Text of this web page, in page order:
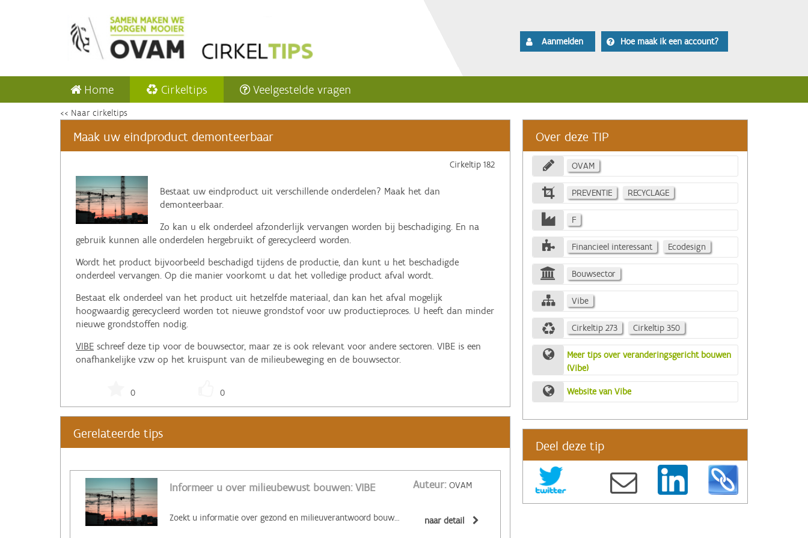
Aanmelden Hoe maak ik een account?
Home Cirkeltips Veelgestelde vragen
<< Naar cirkeltips
Maak uw eindproduct demonteerbaar
Cirkeltip 182
‌Bestaat uw eindproduct uit verschillende onderdelen? Maak het dan
demonteerbaar.
Zo kan u elk onderdeel afzonderlijk vervangen worden bij beschadiging. En na
gebruik kunnen alle onderdelen hergebruikt of gerecycleerd worden.
Wordt het product bijvoorbeeld beschadigd tijdens de productie, dan kunt u het beschadigde
onderdeel vervangen. Op die manier voorkomt u dat het volledige product afval wordt.
Bestaat elk onderdeel van het product uit hetzelfde materiaal, dan kan het afval mogelijk
hoogwaardig gerecycleerd worden tot nieuwe grondstof voor uw productieproces. U heeft dan minder
nieuwe grondstoffen nodig.
VIBE schreef deze tip voor de bouwsector, maar ze is ook relevant voor andere sectoren. VIBE is een
onafhankelijke vzw op het kruispunt van de milieubeweging en de bouwsector.
0 0
Gerelateerde tips
Informeer u over milieubewust bouwen: VIBE Auteur: OVAM
naar detail
Over deze TIP
OVAM
PREVENTIE RECYCLAGE
F
Financieel interessant Ecodesign
Bouwsector
Vibe
Cirkeltip 273 Cirkeltip 350
Meer tips over veranderingsgericht bouwen
(Vibe)
Website van Vibe
Deel deze tip